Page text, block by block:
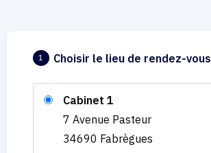
1 Choisir le lieu de rendez-vous
Cabinet 1
7 Avenue Pasteur
34690 Fabrègues